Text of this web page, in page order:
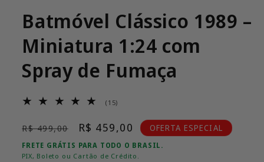
Batmóvel Clássico 1989 –
Miniatura 1:24 com
Spray de Fumaça
(15)
de
avaliações
Preço
normal
R$ 499,00
Preço
promocional
R$ 459,00 OFERTA ESPECIAL
FRETE GRÁTIS PARA TODO O BRASIL.
PIX, Boleto ou Cartão de Crédito.